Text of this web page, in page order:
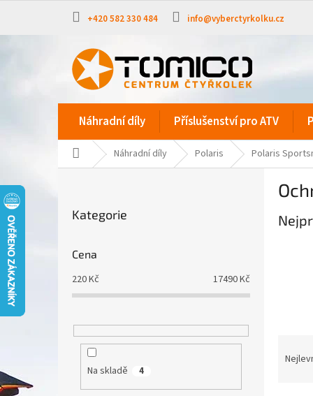
obsah
+420 582 330 484 info@vyberctyrkolku.cz
Náhradní díly Příslušenství pro ATV
Domů Náhradní díly Polaris Polaris
kategorie
Kategorie
Cena
220Kč 17490Kč
Na skladě 4